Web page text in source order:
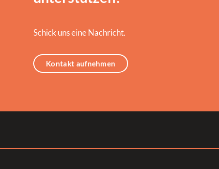
Schick uns eine Nachricht.
Kontakt aufnehmen